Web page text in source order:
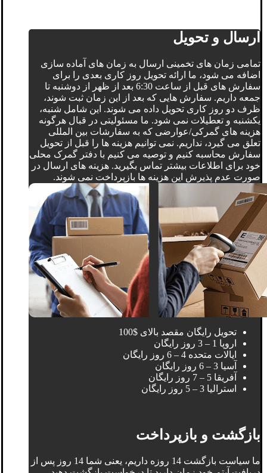
ارسال و تحویل
تمامی زمان های تخمینی ارسال به زمان های آماده سازی
اضافه می شود، ما ارائه تحویل روز کاری بعدی را برای
سفارش های قبل از ساعت 6:30 بعد از ظهر از دوشنبه تا
جمعه داریم. سفارش هایی که بعد از این زمان ثبت شوند،
ظرف دو روز کاری تحویل داده می شوند. این شامل شنبه،
یکشنبه و تعطیلات نمی شود. ما مسئولیتی در قبال هرگونه
هزینه های گمرکی/عوارضی که به سفارشات بین المللی
تعلق می گیرد، نداریم. نمی توانیم هزینه ها را قبل از تحویل
سفارش محاسبه کنیم و توصیه می کنیم با دفتر گمرک محلی
خود برای اطلاعات بیشتر تماس بگیرید. هزینه های ارسال در
صورت عدم پذیرش این هزینه ها بازپرداخت نمی شوند.
تحویل رایگان مقصد بالای $100
اروپا 1 – 3 روز رایگان
ایالات متحده 4 – 6 روز رایگان
آسیا 3 – 6 روز رایگان
آفریقا 5 – 7 روز رایگان
استرالیا 3 – 5 روز رایگان
بازگشت و بازپرداخت
ما سیاست بازگشت 14 روزه داریم، یعنی شما 14 روز پس از